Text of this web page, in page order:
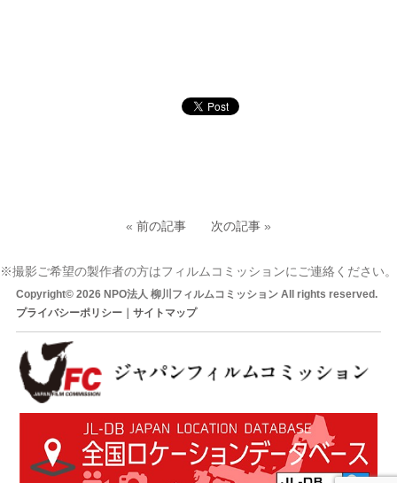
« 前の記事 次の記事»
※撮影ご希望の製作者の方はフィルムコミッションにご連絡ください。
Copyright© 2026 NPO法人 柳川フィルムコミッション All rights reserved.
プライバシーポリシー｜ サイトマップ